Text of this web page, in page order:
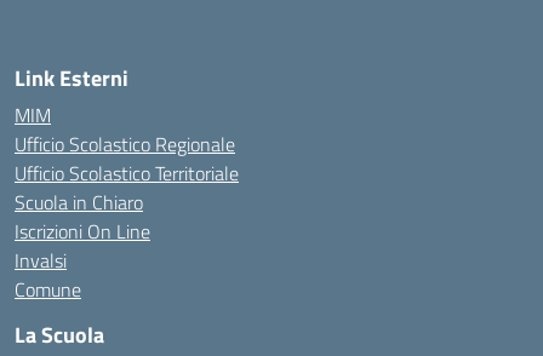
Link Esterni
MIM
Ufficio Scolastico Regionale
Ufficio Scolastico Territoriale
Scuola in Chiaro
Iscrizioni On Line
Invalsi
Comune
La Scuola